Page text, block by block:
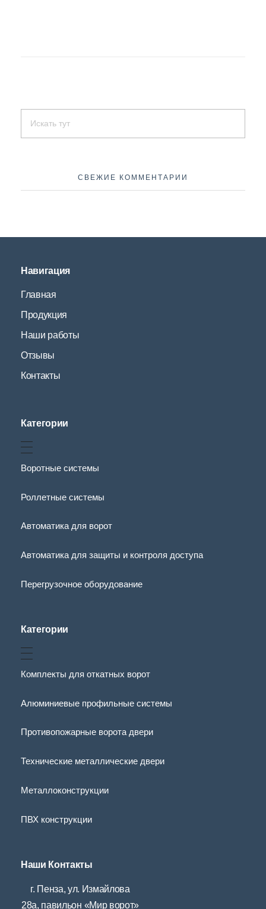
СВЕЖИЕ КОММЕНТАРИИ
Навигация
Главная
Продукция
Наши работы
Отзывы
Контакты
Категории
Воротные системы
Роллетные системы
Автоматика для ворот
Автоматика для защиты и контроля доступа
Перегрузочное оборудование
Категории
Комплекты для откатных ворот
Алюминиевые профильные системы
Противопожарные ворота двери
Технические металлические двери
Металлоконструкции
ПВХ конструкции
Наши Контакты
г. Пенза, ул. Измайлова
28а, павильон «Мир ворот»